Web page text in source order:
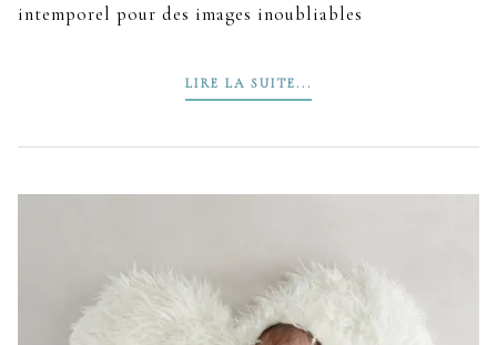
intemporel pour des images inoubliables
LIRE LA SUITE...